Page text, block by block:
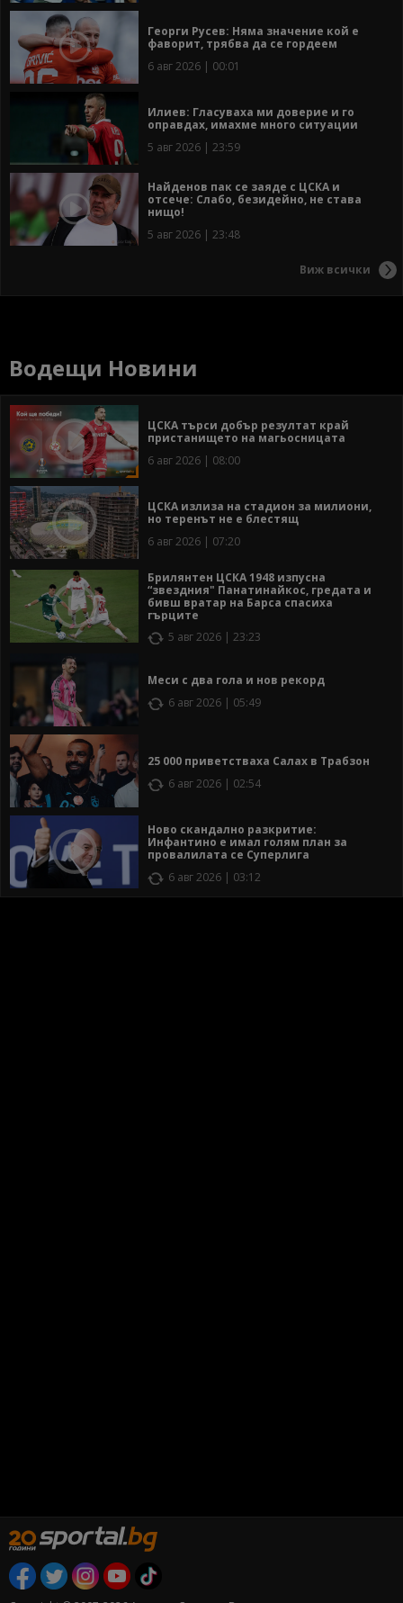
Георги Русев: Няма значение кой е
фаворит, трябва да се гордеем
6 авг 2026 | 00:01
Илиев: Гласуваха ми доверие и го
оправдах, имахме много ситуации
5 авг 2026 | 23:59
Найденов пак се заяде с ЦСКА и
отсече: Слабо, безидейно, не става
нищо!
5 авг 2026 | 23:48
Виж всички
Водещи Новини
ЦСКА търси добър резултат край
пристанището на магьосницата
6 авг 2026 | 08:00
ЦСКА излиза на стадион за милиони,
но теренът не е блестящ
6 авг 2026 | 07:20
Брилянтен ЦСКА 1948 изпусна
“звездния" Панатинайкос, гредата и
бивш вратар на Барса спасиха
гърците
5 авг 2026 | 23:23
Меси с два гола и нов рекорд
6 авг 2026 | 05:49
25 000 приветстваха Салах в Трабзон
6 авг 2026 | 02:54
Ново скандално разкритие:
Инфантино е имал голям план за
провалилата се Суперлига
6 авг 2026 | 03:12